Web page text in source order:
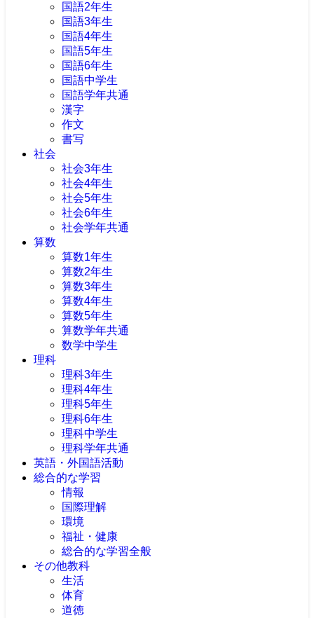
国語2年生
国語3年生
国語4年生
国語5年生
国語6年生
国語中学生
国語学年共通
漢字
作文
書写
社会
社会3年生
社会4年生
社会5年生
社会6年生
社会学年共通
算数
算数1年生
算数2年生
算数3年生
算数4年生
算数5年生
算数学年共通
数学中学生
理科
理科3年生
理科4年生
理科5年生
理科6年生
理科中学生
理科学年共通
英語・外国語活動
総合的な学習
情報
国際理解
環境
福祉・健康
総合的な学習全般
その他教科
生活
体育
道徳